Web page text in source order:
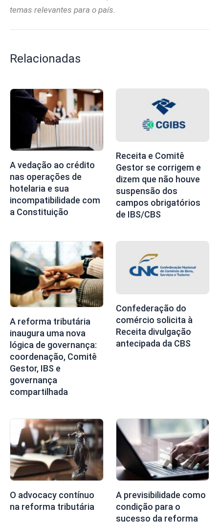
temas relevantes para o país.
Relacionadas
A vedação ao crédito
nas operações de
hotelaria e sua
incompatibilidade com
a Constituição
Receita e Comitê
Gestor se corrigem e
dizem que não houve
suspensão dos
campos obrigatórios
de IBS/CBS
A reforma tributária
inaugura uma nova
lógica de governança:
coordenação, Comitê
Gestor, IBS e
governança
compartilhada
Confederação do
comércio solicita à
Receita divulgação
antecipada da CBS
O advocacy contínuo
na reforma tributária
A previsibilidade como
condição para o
sucesso da reforma